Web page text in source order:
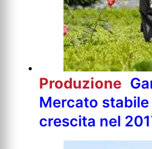
Produzione
Mercato stabile
crescita nel